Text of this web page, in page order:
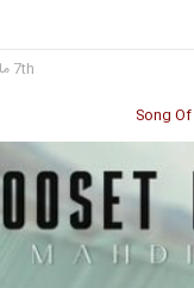
7th مارس 2025
Song Of